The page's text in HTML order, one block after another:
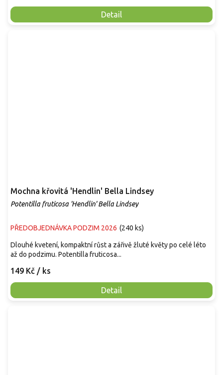
Detail
Mochna křovitá 'Hendlin' Bella Lindsey
Potentilla fruticosa 'Hendlin' Bella Lindsey
PŘEDOBJEDNÁVKA PODZIM 2026 (240 ks)
149 Kč / ks
Detail
Dlouhé kvetení, kompaktní růst a zářivě žluté květy po celé léto
až do podzimu. Potentilla fruticosa...